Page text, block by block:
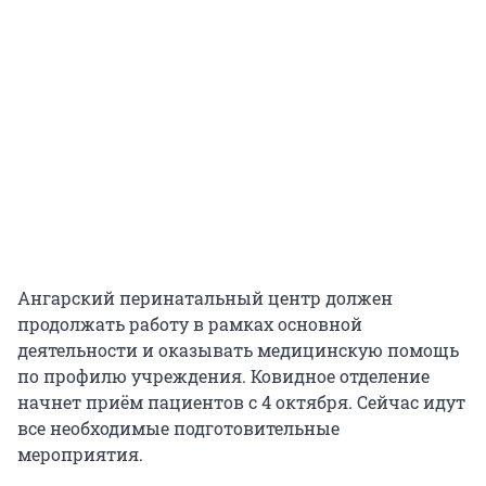
Ангарский перинатальный центр должен
продолжать работу в рамках основной
деятельности и оказывать медицинскую помощь
по профилю учреждения. Ковидное отделение
начнет приём пациентов с 4 октября. Сейчас идут
все необходимые подготовительные
мероприятия.